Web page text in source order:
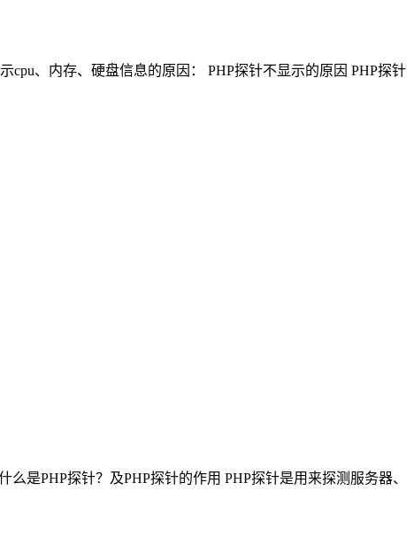
、内存、硬盘信息的原因： PHP探针不显示的原因 PHP探针
是PHP探针？及PHP探针的作用 PHP探针是用来探测服务器、